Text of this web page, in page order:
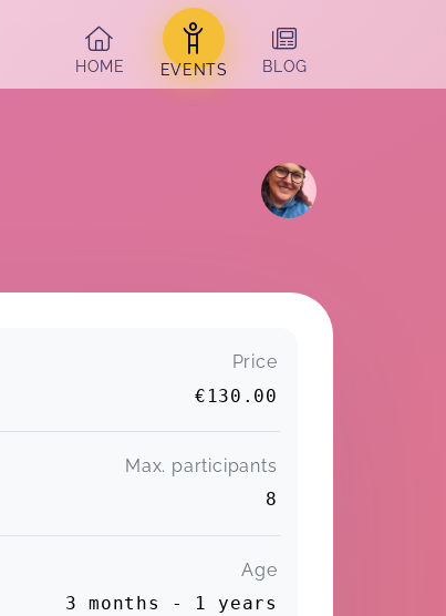
HOME
EVENTS BLOG
Price
€130.00
Max. participants
8
Age
3 months - 1 years